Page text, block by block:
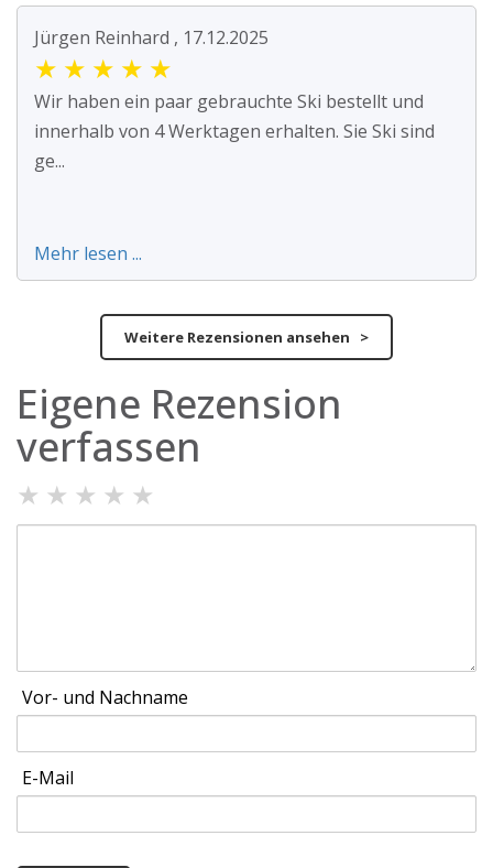
Jürgen Reinhard , 17.12.2025
★ ★ ★ ★ ★
Wir haben ein paar gebrauchte Ski bestellt und
innerhalb von 4 Werktagen erhalten. Sie Ski sind
ge...
Mehr lesen ...
Weitere Rezensionen ansehen >
Eigene Rezension
verfassen
★ ★ ★ ★ ★
Vor- und Nachname
E-Mail